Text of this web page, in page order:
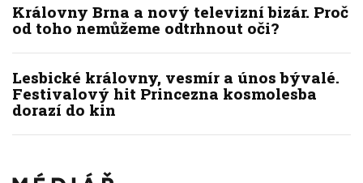
Královny Brna a nový televizní bizár. Proč
od toho nemůžeme odtrhnout oči?
Lesbické královny, vesmír a únos bývalé.
Festivalový hit Princezna kosmolesba
dorazí do kin